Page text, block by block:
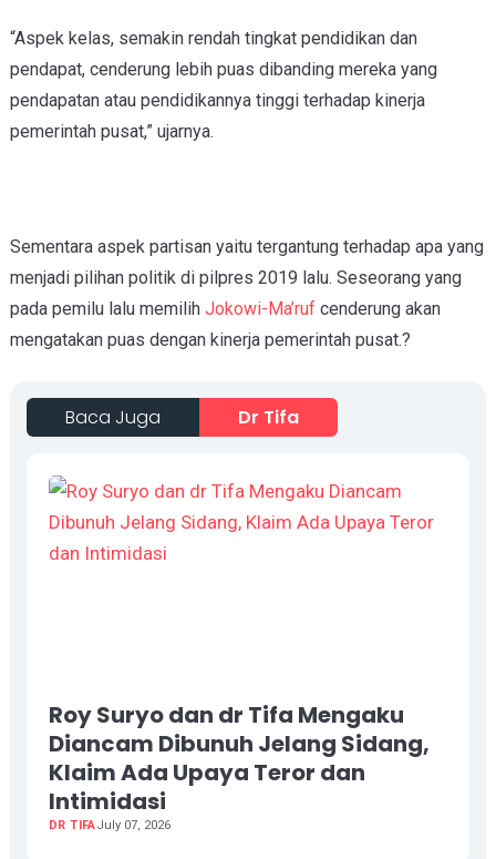
“Aspek kelas, semakin rendah tingkat pendidikan dan
pendapat, cenderung lebih puas dibanding mereka yang
pendapatan atau pendidikannya tinggi terhadap kinerja
pemerintah pusat,” ujarnya.
Sementara aspek partisan yaitu tergantung terhadap apa yang
menjadi pilihan politik di pilpres 2019 lalu. Seseorang yang
pada pemilu lalu memilih Jokowi-Ma’rufcenderung akan
mengatakan puas dengan kinerja pemerintah pusat.?
Baca Juga Dr Tifa
Roy Suryo dan dr Tifa Mengaku
Diancam Dibunuh Jelang Sidang,
Klaim Ada Upaya Teror dan
Intimidasi
DR TIFAJuly 07, 2026